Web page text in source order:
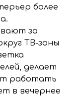
более
за
ТВ-зоны
делает
работать
в вечернее